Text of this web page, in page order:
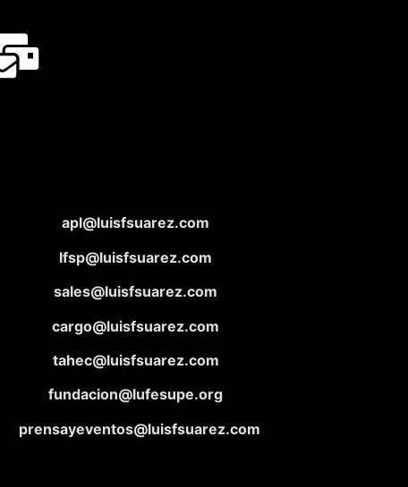
apl@luisfsuarez.com
lfsp@luisfsuarez.com
sales@luisfsuarez.com
cargo@luisfsuarez.com
tahec@luisfsuarez.com
fundacion@lufesupe.org
prensayeventos@luisfsuarez.com